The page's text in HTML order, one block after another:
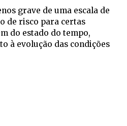
grave de uma escala de
de risco para certas
do estado do tempo,
à evolução das condições